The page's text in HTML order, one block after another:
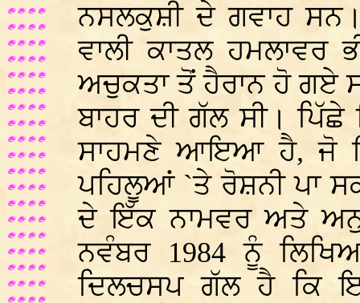
ਨਸਲਕੁਸ਼ੀ ਦੇ ਗਵਾਹ
ਵਾਲੀ ਕਾਤਲ ਹਮਲਾਵਰ
ਅਚੁਕਤਾ ਤੋਂ ਹੈਰਾਨ ਹੋ ਗਏ
ਬਾਹਰ ਦੀ ਗੱਲ ਸੀ।
ਸਾਹਮਣੇ ਆਇਆ ਹੈ, ਜੋ
ਪਹਿਲੂਆਂ `ਤੇ ਰੋਸ਼ਨੀ ਪਾ
ਦੇ ਇੱਕ ਨਾਮਵਰ ਅਤੇ
ਨਵੰਬਰ 1984 ਨੂੰ
ਦਿਲਚਸਪ ਗੱਲ ਹੈ ਕਿ